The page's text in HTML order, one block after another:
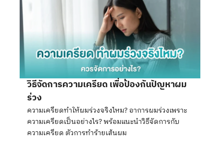
วิธีจัดการความเครียด เพื่อป้องกันปัญหาผม
ร่วง
ความเครียดทำให้ผมร่วงจริงไหม? อาการผมร่วงเพราะ
ความเครียดเป็นอย่างไร? พร้อมแนะนำวิธีจัดการกับ
ความเครียด ตัวการทำร้ายเส้นผม